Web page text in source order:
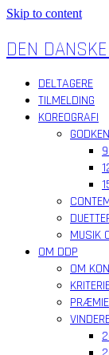
Skip to content
DEN
DELTAGERE
TILMELDING
KOREOGRAFI
MUSIK
OM DDP
OM